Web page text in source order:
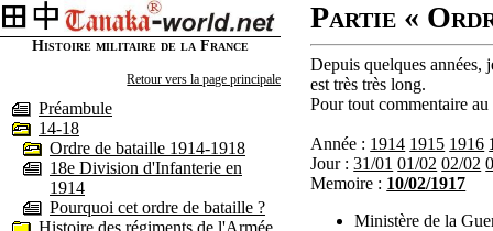
Histoire militaire de la France
Retour vers la page principale
Préambule
14-18
Ordre de bataille 1914-1918
18e Division d'Infanterie en
1914
Pourquoi cet ordre de bataille ?
Histoire des régiments de l'Armée
Partie «
Depuis quelques années,
est très très long.
Pour tout commentaire
Année : 1914 1915 1916
Jour :31/01 01/02 02/02
Memoire : 10/02/1917
Ministère de la